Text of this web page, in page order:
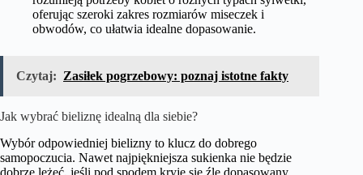
oferując szeroki zakres rozmiarów miseczek i
obwodów, co ułatwia idealne dopasowanie.
Czytaj: Zasiłek pogrzebowy: poznaj istotne fakty
Jak wybrać bieliznę idealną dla siebie?
Wybór odpowiedniej bielizny to klucz do dobrego
samopoczucia. Nawet najpiękniejsza sukienka nie będzie
dobrze leżeć, jeśli pod spodem kryje się źle dopasowany